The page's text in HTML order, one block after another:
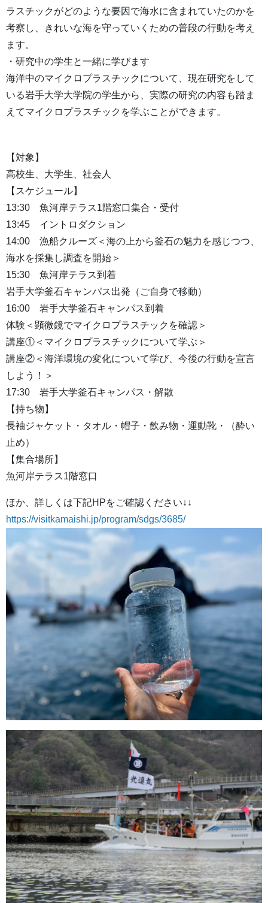
ラスチックがどのような要因で海水に含まれていたのかを
考察し、きれいな海を守っていくための普段の行動を考え
ます。
・研究中の学生と一緒に学びます
海洋中のマイクロプラスチックについて、現在研究をして
いる岩手大学大学院の学生から、実際の研究の内容も踏ま
えてマイクロプラスチックを学ぶことができます。
【対象】
高校生、大学生、社会人
【スケジュール】
13:30 魚河岸テラス1階窓口集合・受付
13:45 イントロダクション
14:00 漁船クルーズ＜海の上から釜石の魅力を感じつつ、
海水を採集し調査を開始＞
15:30 魚河岸テラス到着
岩手大学釜石キャンパス出発（ご自身で移動）
16:00 岩手大学釜石キャンパス到着
体験＜顕微鏡でマイクロプラスチックを確認＞
講座①＜マイクロプラスチックについて学ぶ＞
講座②＜海洋環境の変化について学び、今後の行動を宣言
しよう！＞
17:30 岩手大学釜石キャンパス・解散
【持ち物】
長袖ジャケット・タオル・帽子・飲み物・運動靴・（酔い
止め）
【集合場所】
魚河岸テラス1階窓口
ほか、詳しくは下記HPをご確認ください↓↓
https://visitkamaishi.jp/program/sdgs/3685/